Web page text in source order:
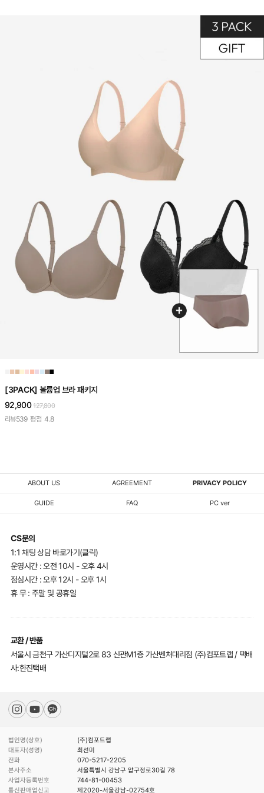
■■■■■■■■■
[3PACK] 볼륨업 브라 패키지
92,900 127,800
리뷰539 평점 4.8
ABOUT US AGREEMENT PRIVACY POLICY
GUIDE FAQ PC ver
CS문의
1:1 채팅 상담 바로가기(클릭)
운영시간 : 오전 10시 - 오후 4시
점심시간 : 오후 12시 - 오후 1시
휴 무 : 주말 및 공휴일
교환 / 반품
서울시 금천구 가산디지털2로 83 신관M1층 가산벤처대리점 (주)컴포트랩 / 택배
사:한진택배
법인명(상호)
(주)컴포트랩
대표자(성명)
최선미
전화
070-5217-2205
본사주소
서울특별시 강남구 압구정로30길 78
사업자등록번호
744-81-00453
통신판매업신고
제2020-서울강남-02754호